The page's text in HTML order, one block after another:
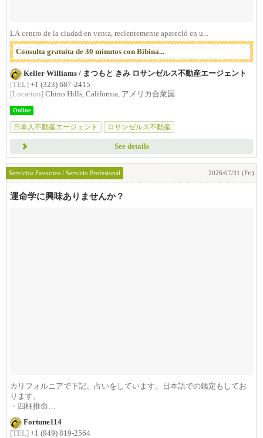
LA centro de la ciudad en venta, recientemente apareció en u...
Consulta gratuita de 30 minutos con Bibina...
Keller Williams / まつもと きみ ロサンゼルス不動産エージェント
[TEL] +1 (323) 687-2415
[Location] Chino Hills, California, アメリカ合衆国
Online
日本人不動産エージェント ロサンゼルス不動産
See details
Servicios Favoritos / Servicio Profesional 2026/07/31 (Fri)
運命学に興味ありませんか？
カリフォルニアで下記、占いをしています。日本語での鑑定もしてお
ります。
・四柱推命
・運命学
・東洋占...
Fortune114
[TEL] +1 (949) 819-2564